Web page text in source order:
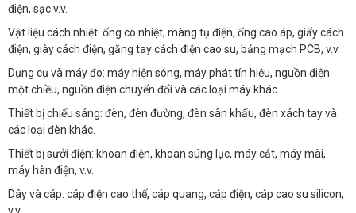
điện, sạc v.v.
Vật liệu cách nhiệt: ống co nhiệt, màng tụ điện, ống cao áp, giấy cách
điện, giày cách điện, găng tay cách điện cao su, bảng mạch PCB, v.v.
Dụng cụ và máy đo: máy hiện sóng, máy phát tín hiệu, nguồn điện
một chiều, nguồn điện chuyển đổi và các loại máy khác.
Thiết bị chiếu sáng: đèn, đèn đường, đèn sân khấu, đèn xách tay và
các loại đèn khác.
Thiết bị sưởi điện: khoan điện, khoan súng lục, máy cắt, máy mài,
máy hàn điện, v.v.
Dây và cáp: cáp điện cao thế, cáp quang, cáp điện, cáp cao su silicon,